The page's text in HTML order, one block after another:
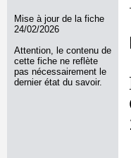
Mise à jour de la fiche
24/02/2026
Attention, le contenu de
cette fiche ne reflète
pas nécessairement le
dernier état du savoir.